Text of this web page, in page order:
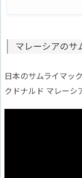
マレーシアのサ
日本のサムライマッ
クドナルド マレーシ